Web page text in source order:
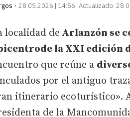
28.05.2026 | 14:56 Actualizado:
localidad de Arlanzón se
la XXI edición
que reúne a
por el antiguo
itinerario ecoturístico».
de la